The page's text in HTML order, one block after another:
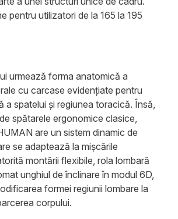
pentru utilizatori de la 165 la 195
urmează forma anatomică a
cu carcase evidențiate pentru
a spatelui și regiunea toracică. Însă,
spătarele ergonomice clasice,
are un sistem dinamic de
se adaptează la mișcările
montării flexibile, rola lombară
unghiul de înclinare în modul 6D,
formei regiunii lombare la
corpului.